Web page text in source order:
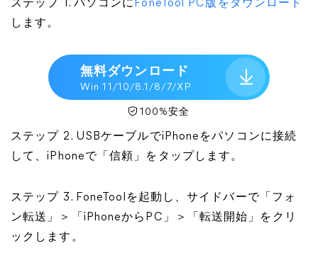
ステップ 1. パソコンに FoneTool PC版をダウンロード
します。
無料ダウンロード
Win 11/10/8.1/8/7/XP
100%安全
ステップ 2. USBケーブルでiPhoneをパソコンに接続
して、iPhoneで「信頼」をタップします。
ステップ 3. FoneToolを起動し、サイドバーで「フォ
ン転送」＞「iPhoneからPC」＞「転送開始」をクリ
ックします。